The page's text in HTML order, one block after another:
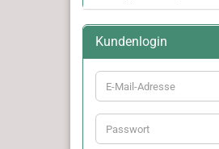
Kundenlogin
E-
Mail-
Adresse
Passwort